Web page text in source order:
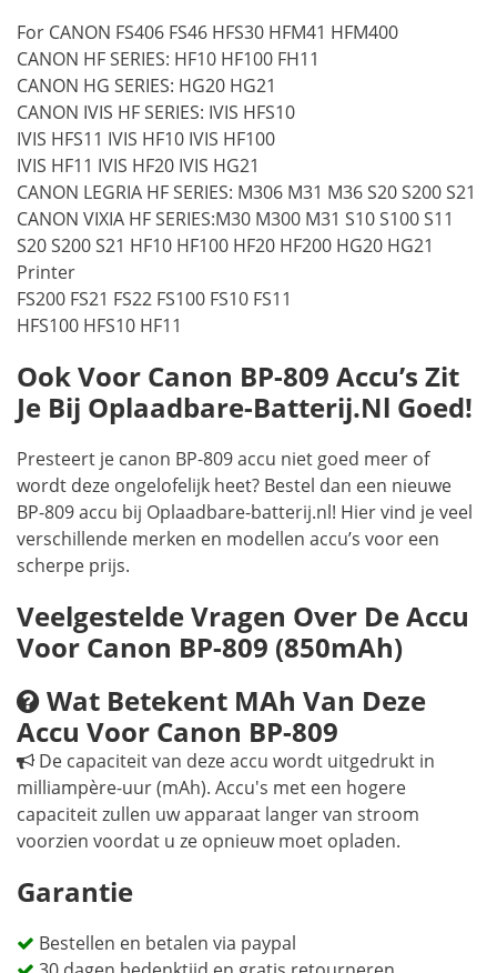
For CANON FS406 FS46 HFS30 HFM41 HFM400
CANON HF SERIES: HF10 HF100 FH11
CANON HG SERIES: HG20 HG21
CANON IVIS HF SERIES: IVIS HFS10
IVIS HFS11 IVIS HF10 IVIS HF100
IVIS HF11 IVIS HF20 IVIS HG21
CANON LEGRIA HF SERIES: M306 M31 M36 S20 S200 S21
CANON VIXIA HF SERIES:M30 M300 M31 S10 S100 S11
S20 S200 S21 HF10 HF100 HF20 HF200 HG20 HG21
Printer
FS200 FS21 FS22 FS100 FS10 FS11
HFS100 HFS10 HF11
Ook Voor Canon BP-809 Accu’s Zit
Je Bij Oplaadbare-Batterij.nl Goed!
Presteert je canon BP-809 accu niet goed meer of
wordt deze ongelofelijk heet? Bestel dan een nieuwe
BP-809 accu bij Oplaadbare-batterij.nl! Hier vind je veel
verschillende merken en modellen accu’s voor een
scherpe prijs.
Veelgestelde Vragen Over De Accu
Voor Canon BP-809 (850mAh)
Wat Betekent MAh Van Deze
Accu Voor Canon BP-809
De capaciteit van deze accu wordt uitgedrukt in
milliampère-uur (mAh). Accu's met een hogere
capaciteit zullen uw apparaat langer van stroom
voorzien voordat u ze opnieuw moet opladen.
Garantie
Bestellen en betalen via paypal